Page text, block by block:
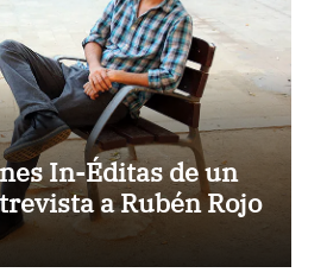
In-Éditas de un
a Rubén Rojo